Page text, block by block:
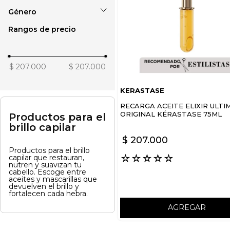
KERASTASE
Género
Unisex
Rangos de precio
$ 207.000 $ 207.000
Productos para el
brillo capilar
Productos para el brillo
capilar que restauran,
nutren y suavizan tu
cabello. Escoge entre
aceites y mascarillas que
devuelven el brillo y
fortalecen cada hebra.
KERASTASE
RECARGA ACEITE ELIXIR
ORIGINAL KÉRASTASE 75ML
$ 207.000
☆☆☆☆☆
AGREGAR